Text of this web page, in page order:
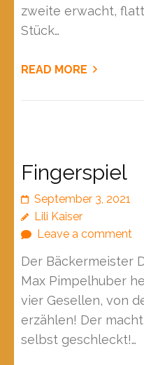
zweite erwacht,
Stück…
READ MORE
Fingerspiel
September 3, 2021
Lili Kaiser
Leave a comment
Der Bäckermeister
Max Pimpelhuber
vier Gesellen, von
erzählen! Der
selbst geschleckt!…